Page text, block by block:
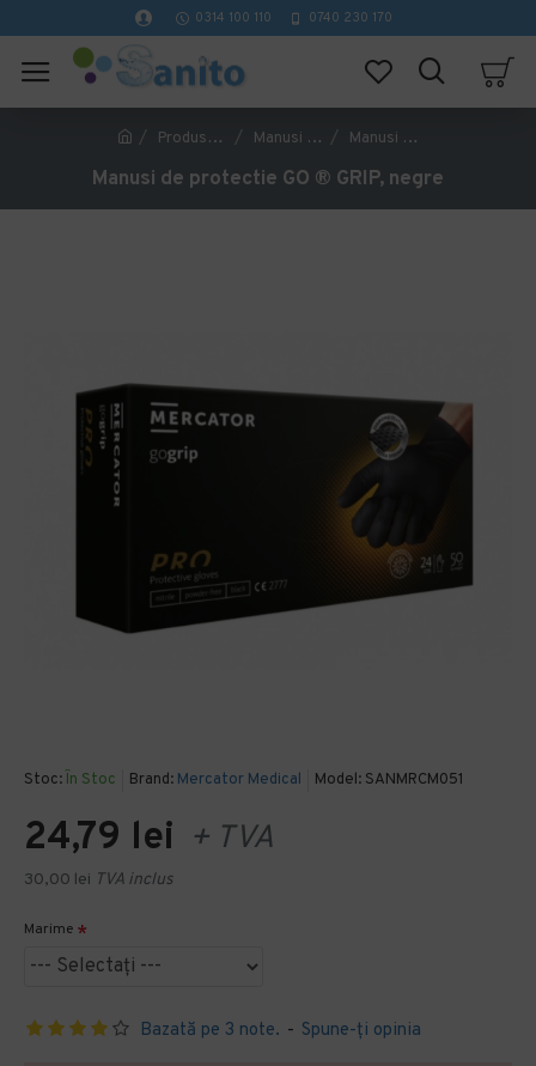
0314 100 110 0740 230 170
Produse pentru protectie si dezinfectare Manusi nitril Manusi de protectie GO ® GRIP, negre
Manusi de protectie GO ® GRIP, negre
Stoc: În Stoc Brand: Mercator Medical Model: SANMRCM051
Bazată pe 3 note. - Spune-ţi opinia
24,79 lei + TVA
30,00 lei TVA inclus
Marime